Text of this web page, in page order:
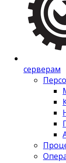
серверам